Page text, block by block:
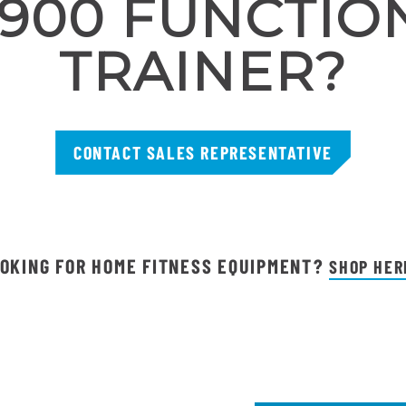
TRAINER?
CONTACT SALES REPRESENTATIVE
FOR HOME FITNESS EQUIPMENT?SHOP